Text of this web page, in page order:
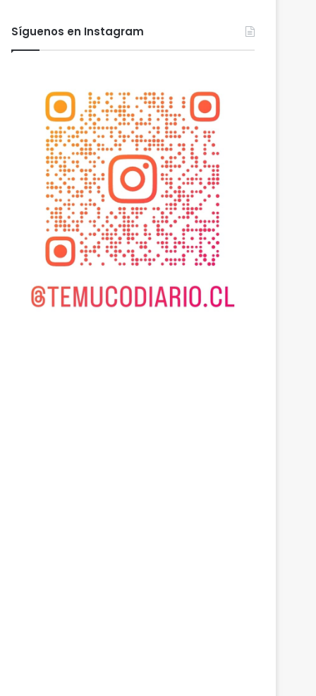
Síguenos en Instagram